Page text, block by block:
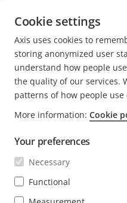
Cookie
© 2026 Axis
Cookie settings
Axis uses cookies to
storing anonymized user
understand how people
the quality of our services.
patterns of how people use
More information: Cookie
Your preferences
Necessary
Functional